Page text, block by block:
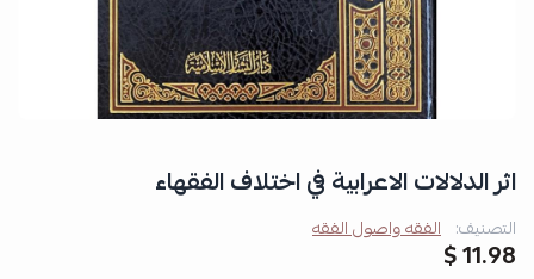
اثر الدلالات الاعرابية في اختلاف الفقهاء
التصنيف: الفقه واصول الفقه
11.98 $